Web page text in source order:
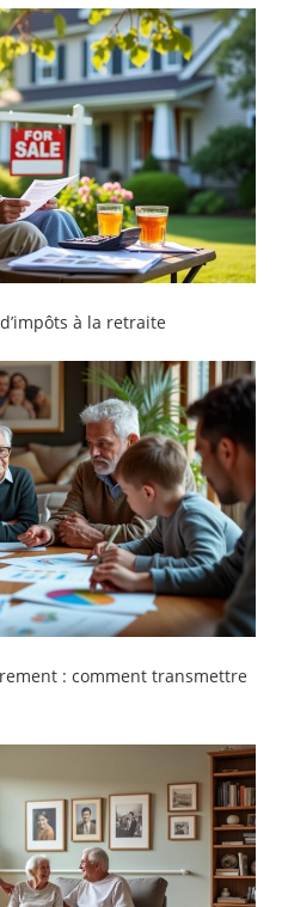
à la retraite
: comment transmettre